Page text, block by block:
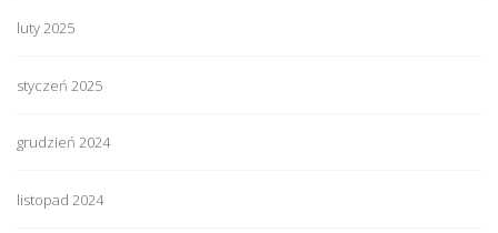
luty 2025
styczeń 2025
grudzień 2024
listopad 2024